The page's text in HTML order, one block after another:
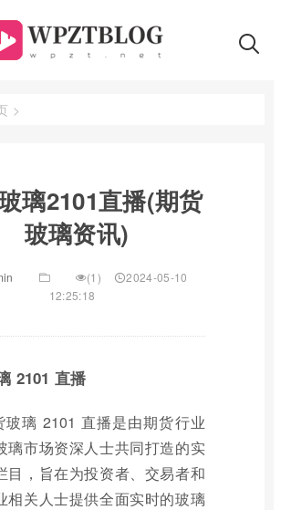
>
璃2101直播(期货
玻璃资讯)
(1)
2024-05-10
12:25:18
2101 直播
玻璃 2101 直播是由期货行业
璃市场资深人士共同打造的实
目，旨在为投资者、交易者和
相关人士提供全面实时的玻璃